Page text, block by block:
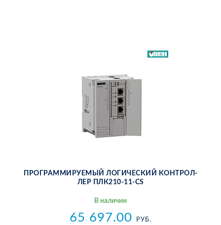
ПРО­ГРАМ­МИ­РУ­Е­МЫЙ ЛО­ГИ­ЧЕ­СКИЙ КОН­ТРОЛ­
ЛЕР ПЛ­К210-11-CS
В на­ли­чии
65 697.00 РУБ.